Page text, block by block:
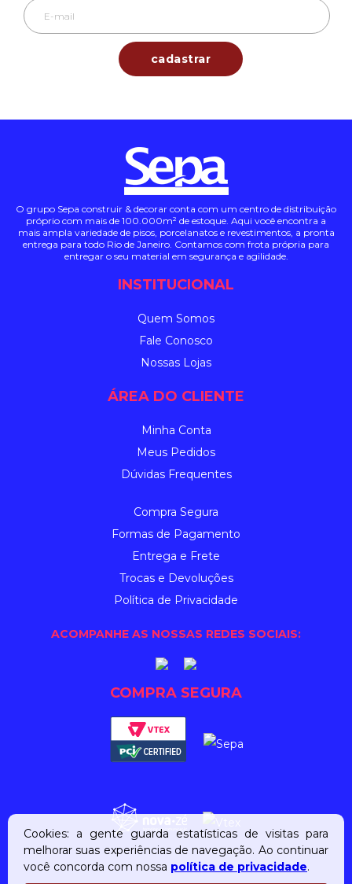
O grupo Sepa construir & decorar conta com um centro de distribuição
próprio com mais de 100.000m² de estoque. Aqui você encontra a
mais ampla variedade de pisos, porcelanatos e revestimentos, a pronta
entrega para todo Rio de Janeiro. Contamos com frota própria para
entregar o seu material em segurança e agilidade.
INSTITUCIONAL
Quem Somos
Fale Conosco
Nossas Lojas
ÁREA DO CLIENTE
Minha Conta
Meus Pedidos
Dúvidas Frequentes
Compra Segura
Formas de Pagamento
Entrega e Frete
Trocas e Devoluções
Política de Privacidade
ACOMPANHE AS NOSSAS REDES SOCIAIS:
COMPRA SEGURA
Cookies: a gente guarda estatísticas de visitas para
melhorar suas experiências de navegação. Ao continuar
você concorda com nossa política de privacidade.